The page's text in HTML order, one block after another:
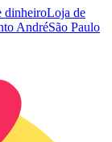
dinheiroLoja de
AndréSão Paulo